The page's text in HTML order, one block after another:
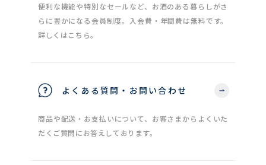
便利な機能や特別なセールなど、お酒のある暮らしがさ
らに豊かになる会員制度。入会費・年間費は無料です。
詳しくはこちら。
よくある質問・お問い合わせ
商品や配送・お支払いについて、お客さまからよくいた
だくご質問にお答えしております。